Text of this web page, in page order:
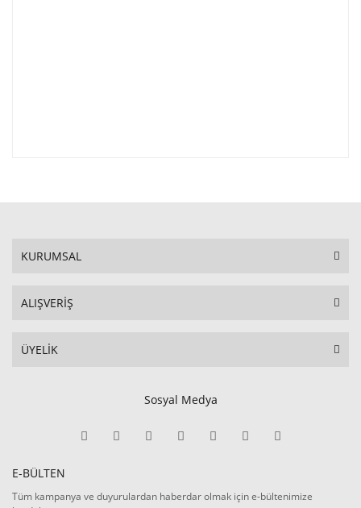
KURUMSAL
ALIŞVERİŞ
ÜYELİK
Sosyal Medya
E-BÜLTEN
Tüm kampanya ve duyurulardan haberdar olmak için e-bültenimize